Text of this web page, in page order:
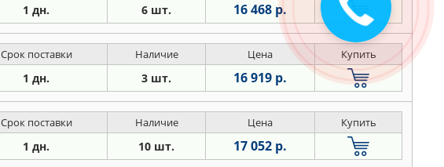
1 дн. 6 шт. 16 468 р.
Срок поставки Наличие Цена Купить
1 дн. 3 шт. 16 919 р.
Срок поставки Наличие Цена Купить
1 дн. 10 шт. 17 052 р.